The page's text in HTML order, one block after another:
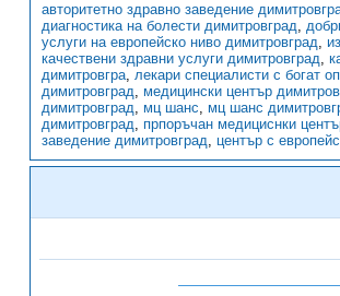
авторитетно здравно заведение
диагностика на болести димитровград,
услуги на европейско ниво димитровград,
качествени здравни услуги димитровград,
димитровгра, лекари специалисти с богат
димитровград, медицински център
димитровград, мц шанс, мц шанс
димитровград, прпоръчан медициснки
заведение димитровград, център с